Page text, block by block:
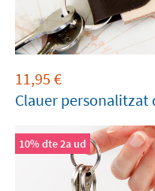
11,95 €
Clauer personalitzat
10% dte 2a ud